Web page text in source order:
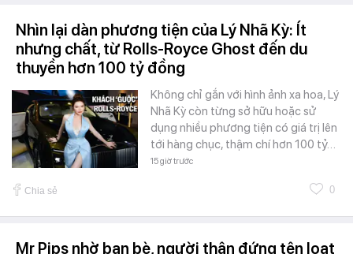
Nhìn lại dàn phương tiện của Lý Nhã Kỳ: Ít
nhưng chất, từ Rolls-Royce Ghost đến du
thuyền hơn 100 tỷ đồng
Không chỉ gắn với hình ảnh xa hoa, Lý
Nhã Kỳ còn từng sở hữu hoặc sử
dụng nhiều phương tiện có giá trị lên
tới hàng chục, thậm chí hơn 100 tỷ…
15 giờ trước
Chia sẻ 0
Mr Pips nhờ bạn bè, người thân đứng tên loạt